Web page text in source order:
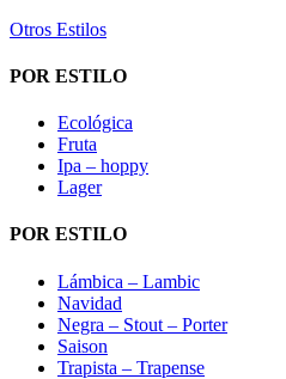
Otros Estilos
POR ESTILO
Ecológica
Fruta
Ipa – hoppy
Lager
POR ESTILO
Lámbica – Lambic
Navidad
Negra – Stout – Porter
Saison
Trapista – Trapense